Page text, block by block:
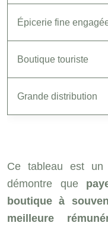
Épicerie fine
Boutique touriste
Grande distribution
Ce tableau est un
démontre que
boutique à
meilleure